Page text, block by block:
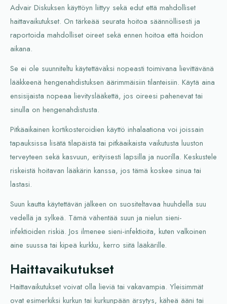
Advair Diskuksen käyttöyn liittyy sekä edut että mahdolliset
haittavaikutukset. On tärkeää seurata hoitoa säännöllisesti ja
raportoida mahdolliset oireet sekä ennen hoitoa että hoidon
aikana.
Se ei ole suunniteltu käytettäväksi nopeasti toimivana lievittävänä
lääkkeenä hengenahdistuksen äärimmäisiin tilanteisiin. Käytä aina
ensisijaista nopeaa lievityslääkettä, jos oireesi pahenevat tai
sinulla on hengenahdistusta.
Pitkäaikainen kortikosteroidien käyttö inhalaationa voi joissain
tapauksissa lisätä tilapäistä tai pitkäaikaista vaikutusta luuston
terveyteen sekä kasvuun, erityisesti lapsilla ja nuorilla. Keskustele
riskeistä hoitavan lääkärin kanssa, jos tämä koskee sinua tai
lastasi.
Suun kautta käytettävän jälkeen on suositeltavaa huuhdella suu
vedellä ja sylkeä. Tämä vähentää suun ja nielun sieni-
infektioiden riskiä. Jos ilmenee sieni-infektioita, kuten valkoinen
aine suussa tai kipeä kurkku, kerro siitä lääkärille.
Haittavaikutukset
Haittavaikutukset voivat olla lieviä tai vakavampia. Yleisimmät
ovat esimerkiksi kurkun tai kurkunpään ärsytys, käheä ääni tai